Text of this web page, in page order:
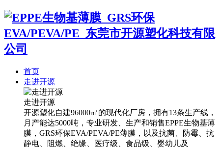
首页
走进开源
走进开源
开源塑化自建96000㎡的现代化厂房，拥有13条生产线，
月产能达5000吨，专业研发、生产和销售EPPE生物基薄
膜，GRS环保EVA/PEVA/PE薄膜，以及抗菌、防霉、抗
静电、阻燃、绝缘、医疗级、食品级、婴幼儿及